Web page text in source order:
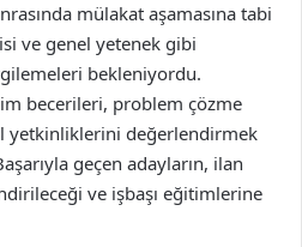
mülakat aşamasına tabi
ve genel yetenek gibi
bekleniyordu.
becerileri, problem çözme
yetkinliklerini değerlendirmek
geçen adayların, ilan
ve işbaşı eğitimlerine